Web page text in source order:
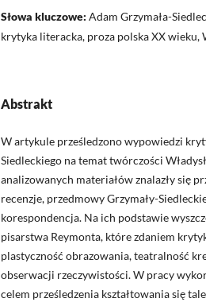
Słowa kluczowe: Adam Grzymała-
krytyka literacka, proza polska XX wieku,
Abstrakt
W artykule prześledzono wypowiedzi
Siedleckiego na temat twórczości
analizowanych materiałów znalazły się
recenzje, przedmowy Grzymały-
korespondencja. Na ich podstawie
pisarstwa Reymonta, które zdaniem
plastyczność obrazowania, teatralność
obserwacji rzeczywistości. W pracy
celem prześledzenia kształtowania się